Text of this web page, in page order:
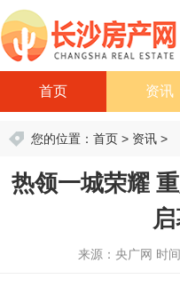
首页 资讯
您的位置： 首页 > 资讯 >
热领一城荣耀
来源：央广网 时